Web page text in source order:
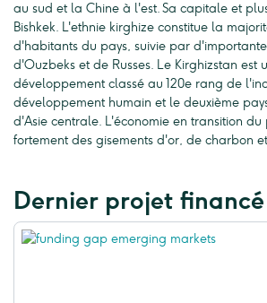
au sud et la Chine à l'est. Sa capitale et
Bishkek. L'ethnie kirghize constitue la
d'habitants du pays, suivie par
d'Ouzbeks et de Russes. Le Kirghizstan est
développement classé au 120e rang de
développement humain et le deuxième
d'Asie centrale. L'économie en transition du
fortement des gisements d'or, de charbon
Dernier projet financé